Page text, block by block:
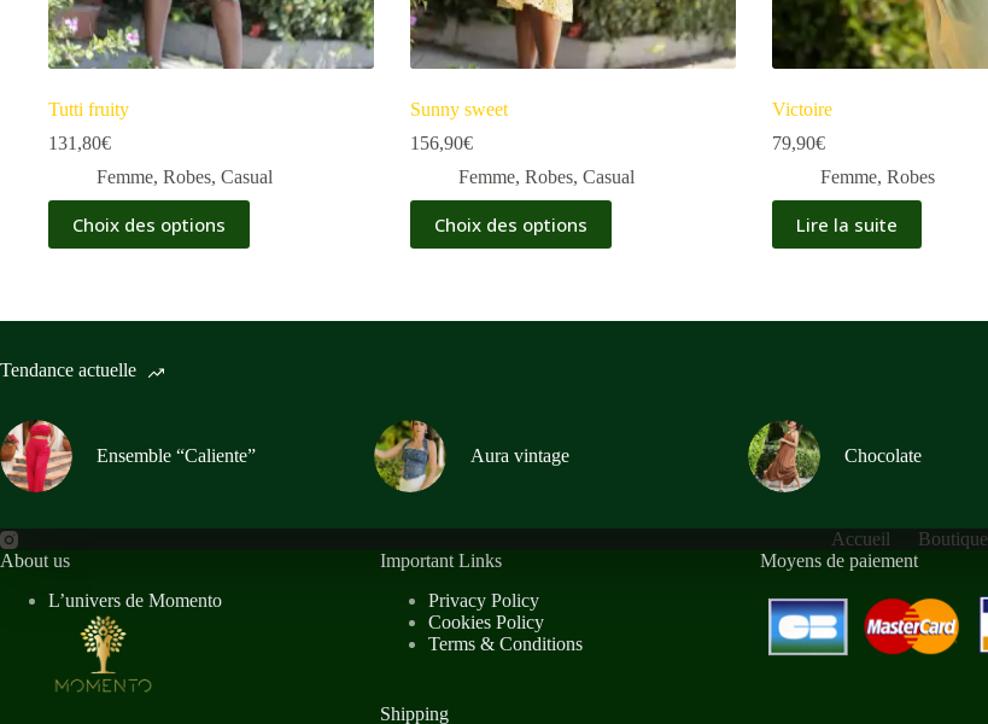
Tutti fruity
131,80€
Femme, Robes, Casual
Choix des options
Sunny sweet
156,90€
Femme, Robes, Casual
Choix des options
Victoire
79,90€
Femme, Robes
Lire la suite
Tendance actuelle
Ensemble “Caliente” Aura vintage Chocolate
Accueil Boutique
About us
L’univers de Momento
Important Links
Privacy Policy
Cookies Policy
Terms & Conditions
Shipping
Moyens de paiement